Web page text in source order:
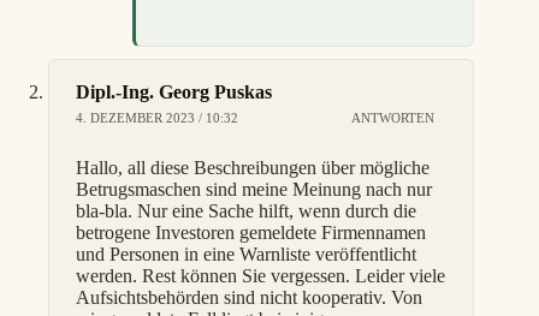
Dipl.-Ing. Georg Puskas
4. DEZEMBER 2023 / 10:32 ANTWORTEN
Hallo, all diese Beschreibungen über mögliche
Betrugsmaschen sind meine Meinung nach nur
bla-bla. Nur eine Sache hilft, wenn durch die
betrogene Investoren gemeldete Firmennamen
und Personen in eine Warnliste veröffentlicht
werden. Rest können Sie vergessen. Leider viele
Aufsichtsbehörden sind nicht kooperativ. Von